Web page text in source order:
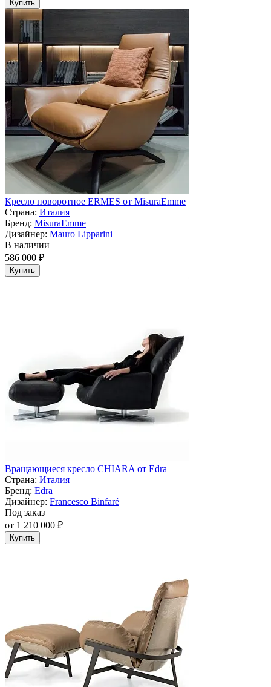
Купить
Кресло поворотное ERMES от MisuraEmme
Страна: Италия
Бренд: MisuraEmme
Дизайнер: Mauro Lipparini
В наличии
586 000 ₽
Купить
Вращающиеся кресло CHIARA от Edra
Страна: Италия
Бренд: Edra
Дизайнер: Francesco Binfaré
Под заказ
от 1 210 000 ₽
Купить